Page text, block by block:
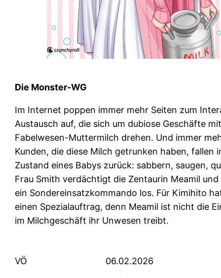
Die Monster-WG
Im Internet poppen immer mehr Seiten zum
Austausch auf, die sich um dubiose Geschäfte
Fabelwesen-Muttermilch drehen. Und immer
Kunden, die diese Milch getrunken haben, fallen
Zustand eines Babys zurück: sabbern, saugen,
Frau Smith verdächtigt die Zentaurin Meamil
ein Sondereinsatzkommando los. Für Kimihito
einen Spezialauftrag, denn Meamil ist nicht die
im Milchgeschäft ihr Unwesen treibt.
VÖ 06.02.2026